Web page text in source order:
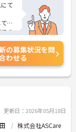
て
い
き
と
ら
だ
の募集状況を問
わせる
更新日：2026年05月18日
株式会社ASCare